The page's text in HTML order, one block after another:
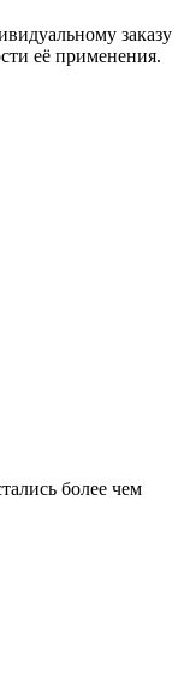
заказу
её применения.
более чем